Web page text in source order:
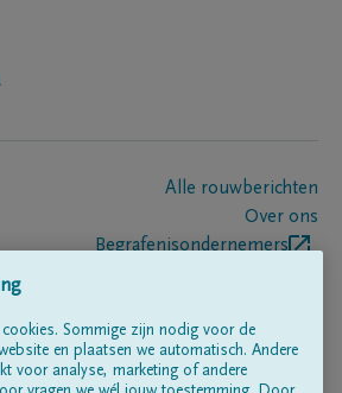
Alle rouwberichten
Over ons
Begrafenisondernemers
Sommige zijn nodig voor de
en plaatsen we automatisch. Andere
voor analyse, marketing of andere